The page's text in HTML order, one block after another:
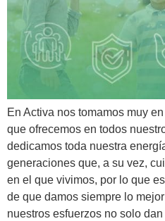
En Activa nos tomamos muy
que ofrecemos en todos
dedicamos toda nuestra
generaciones que, a su vez,
en el que vivimos, por lo que
de que damos siempre lo
nuestros esfuerzos no solo